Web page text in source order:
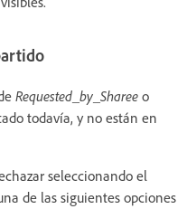
Requested_by_Sharee o
todavía, y no están en
seleccionando el
de las siguientes opciones